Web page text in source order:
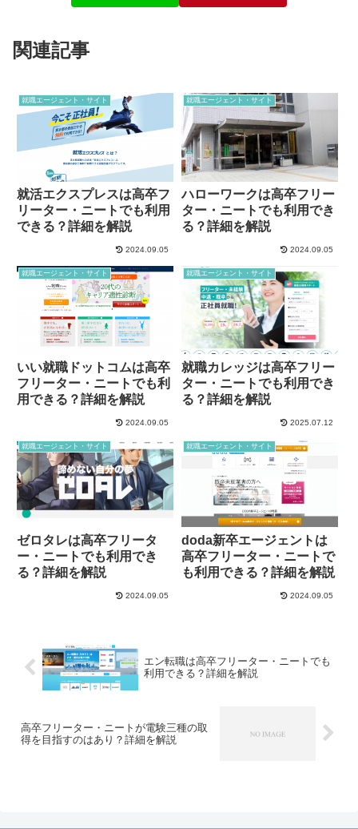
関連記事
就職エージェント・サイト
就活エクスプレスは高卒フ
リーター・ニートでも利用
できる？詳細を解説
2024.09.05
就職エージェント・サイト
ハローワークは高卒フリー
ター・ニートでも利用でき
る？詳細を解説
2024.09.05
就職エージェント・サイト
いい就職ドットコムは高卒
フリーター・ニートでも利
用できる？詳細を解説
2024.09.05
就職エージェント・サイト
就職カレッジは高卒フリー
ター・ニートでも利用でき
る？詳細を解説
2025.07.12
就職エージェント・サイト
ゼロタレは高卒フリータ
ー・ニートでも利用でき
る？詳細を解説
2024.09.05
就職エージェント・サイト
doda新卒エージェントは
高卒フリーター・ニートで
も利用できる？詳細を解説
2024.09.05
エン転職は高卒フリーター・ニートでも
利用できる？詳細を解説
高卒フリーター・ニートが電験三種の取
得を目指すのはあり？詳細を解説